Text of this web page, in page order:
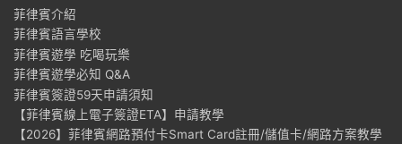
菲律賓介紹
菲律賓語言學校
菲律賓遊學 吃喝玩樂
菲律賓遊學必知 Q&A
菲律賓簽證59天申請須知
【菲律賓線上電子簽證ETA】申請教學
【2026】菲律賓網路預付卡Smart Card註冊/儲值卡/網路方案教學